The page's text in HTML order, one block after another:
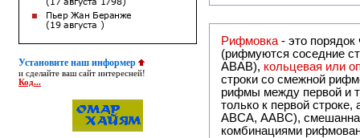
Установите наш информер
и сделайте ваш сайт интересней!
Код...
Рифмовка - это
(рифмуются соседние
ABAB), кольцевая или
строки со смежной
рифмы между первой и
только к первой
ABCA, AABC), смешанная или вольная рифмовка (рифмовка в сложных строфах с различными
комбинациями